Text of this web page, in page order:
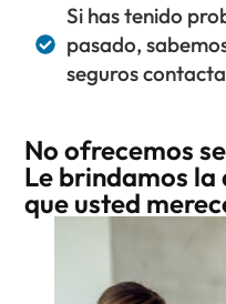
Si has tenido
pasado,
seguros
No ofrecemos
Le brindamos
que usted